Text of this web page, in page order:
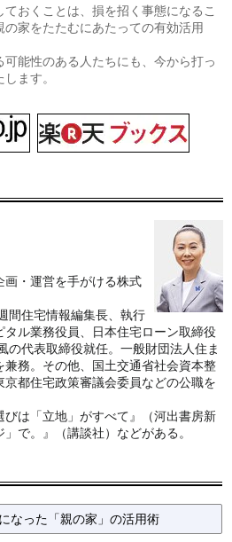
おくことは、損を招く事態になるこ
家をたたむにあたっての有効活用
能性のある人たちにも、今から打っ
ます。
画・運営を手がける株式
間住宅情報編集長、執行
ル業務役員、日本住宅ローン取締役
の代表取締役就任。一般財団法人住ま
務。その他、国土交通省社会資本整
都住宅政策審議会委員などの公職を
は「立地」がすべて』（河出書房新
で。』（講談社）などがある。
なった「親の家」の活用術